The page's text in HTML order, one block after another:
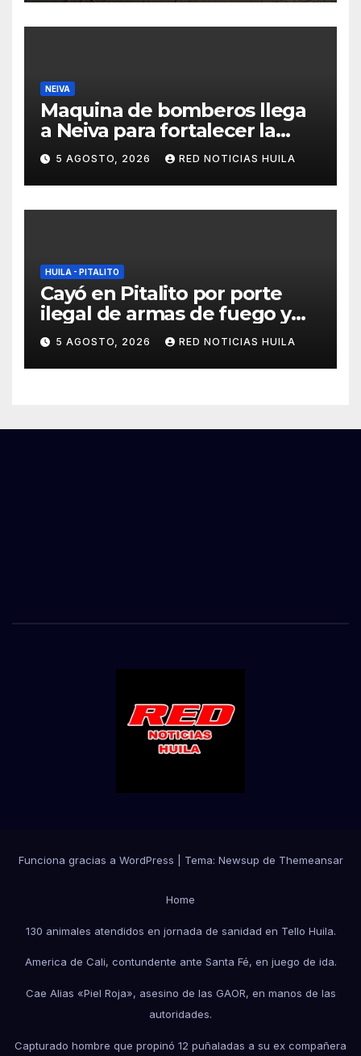
NEIVA
Maquina de bomberos llega
a Neiva para fortalecer la
asistencia en las
emergencias ocasionadas
por el fenómeno del niño
5 AGOSTO, 2026 RED NOTICIAS HUILA
HUILA - PITALITO
Cayó en Pitalito por porte
ilegal de armas de fuego y
tráfico de estupefacientes
5 AGOSTO, 2026 RED NOTICIAS HUILA
Funciona gracias a WordPress Tema: Newsup de Themeansar
Home
130 animales atendidos en jornada de sanidad en Tello Huila.
America de Cali, contundente ante Santa Fé, en juego de ida.
Cae Alias «Piel Roja», asesino de las GAOR, en manos de las
autoridades.
Capturado hombre que propinó 12 puñaladas a su ex compañera